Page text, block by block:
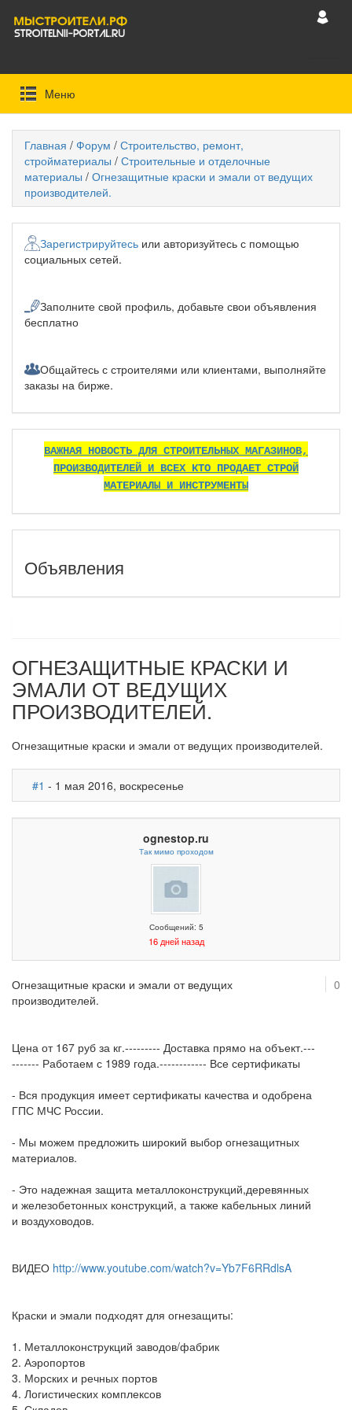
Mеню
Главная / Форум / Строительство, ремонт,
стройматериалы / Строительные и отделочные
материалы / Огнезащитные краски и эмали от ведущих
производителей.
Зарегистрируйтесь или авторизуйтесь с помощью
социальных сетей.
Заполните свой профиль, добавьте свои объявления
бесплатно
Общайтесь с строителями или клиентами, выполняйте
заказы на бирже.
ВАЖНАЯ НОВОСТЬ ДЛЯ СТРОИТЕЛЬНЫХ МАГАЗИНОВ,
ПРОИЗВОДИТЕЛЕЙ И ВСЕХ КТО ПРОДАЕТ СТРОЙ
МАТЕРИАЛЫ И ИНСТРУМЕНТЫ
Объявления
ОГНЕЗАЩИТНЫЕ КРАСКИ И
ЭМАЛИ ОТ ВЕДУЩИХ
ПРОИЗВОДИТЕЛЕЙ.
Огнезащитные краски и эмали от ведущих производителей.
#1 - 1 мая 2016, воскресенье
ognestop.ru
Так мимо проходом
Сообщений: 5
16 дней назад
0
Огнезащитные краски и эмали от ведущих
производителей.
Цена от 167 руб за кг.--------- Доставка прямо на объект.---
------- Работаем с 1989 года.------------ Все сертификаты
- Вся продукция имеет сертификаты качества и одобрена
ГПС МЧС России.
- Мы можем предложить широкий выбор огнезащитных
материалов.
- Это надежная защита металлоконструкций,деревянных
и железобетонных конструкций, а также кабельных линий
и воздуховодов.
ВИДЕО http://www.youtube.com/watch?v=Yb7F6RRdlsA
Краски и эмали подходят для огнезащиты:
1. Металлоконструкций заводов/фабрик
2. Аэропортов
3. Морских и речных портов
4. Логистических комплексов